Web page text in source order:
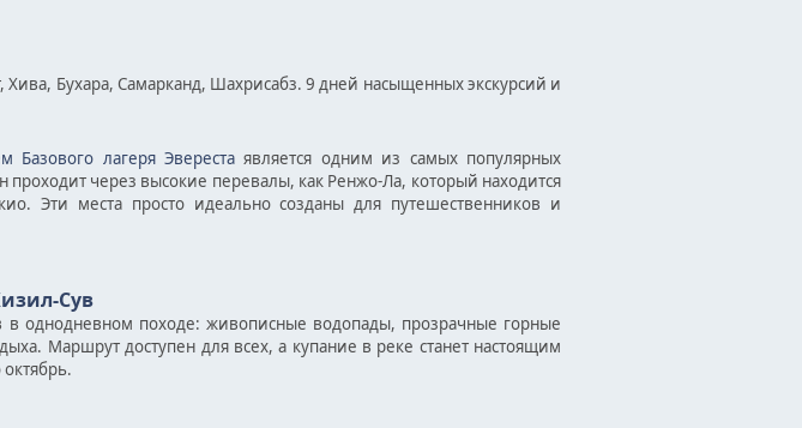
Хива, Бухара, Самарканд, Шахрисабз. 9 дней насыщенных экскурсий и
Базового лагеря Эвереста является одним из самых популярных
через высокие перевалы, как Ренжо-Ла, который находится
Эти места просто идеально созданы для путешественников и
Сув
в однодневном походе: живописные водопады, прозрачные горные
Маршрут доступен для всех, а купание в реке станет настоящим